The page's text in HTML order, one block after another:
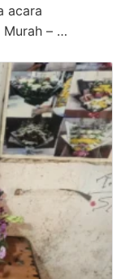
acara
Murah – …